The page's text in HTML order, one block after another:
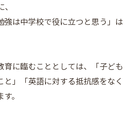
強は中学校で役に立つと思う」は
育に臨むこととしては、「子ども
」「英語に対する抵抗感をなく
。